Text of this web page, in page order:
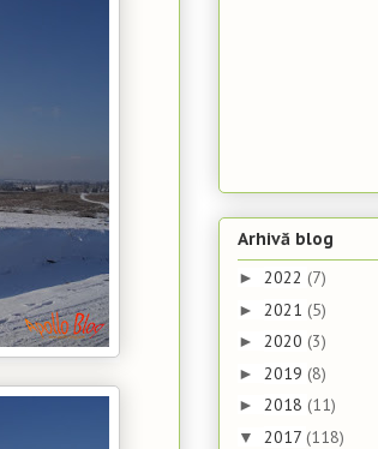
Arhivă blog
► 2022 (7)
► 2021 (5)
► 2020 (3)
► 2019 (8)
► 2018 (11)
▼ 2017 (118)